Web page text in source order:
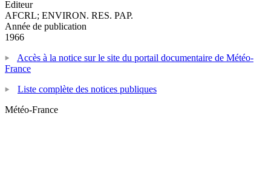
Editeur
AFCRL; ENVIRON. RES. PAP.
Année de publication
1966
Accès à la notice sur le site du portail documentaire de Météo-
France
Liste complète des notices publiques
Météo-France